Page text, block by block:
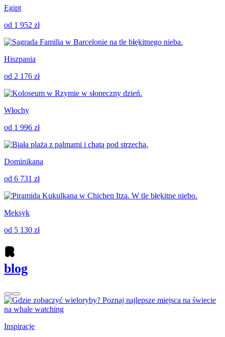
Egipt
od 1 952 zł
Hiszpania
od 2 176 zł
Włochy
od 1 996 zł
Dominikana
od 6 731 zł
Meksyk
od 5 130 zł
blog
Inspiracje